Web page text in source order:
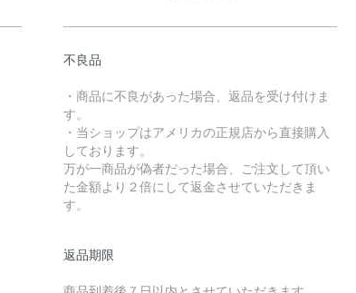
不良品
・商品に不良があった場合、返品を受け付けま
す。
・当ショップはアメリカの正規店から直接購入
しております。
万が一商品が偽者だった場合、ご注文して頂い
た金額より２倍にして返金させていただきま
す。
返品期限